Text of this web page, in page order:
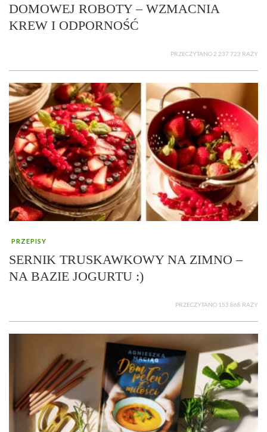
DOMOWEJ ROBOTY – WZMACNIA
KREW I ODPORNOŚĆ
PRZECZYTANO 2 237 723 RAZY
PRZEPISY
SERNIK TRUSKAWKOWY NA ZIMNO –
NA BAZIE JOGURTU :)
PRZECZYTANO 153 868 RAZY